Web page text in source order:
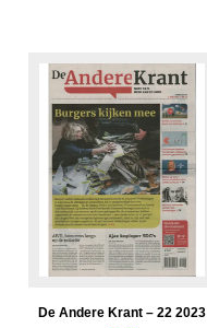
De Andere Krant – 22 2023